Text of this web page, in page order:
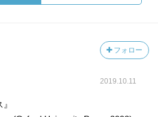
フォロー
2019.10.11